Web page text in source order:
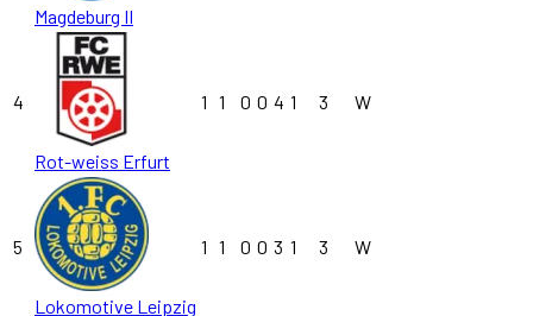
Magdeburg II
4
Rot-weiss Erfurt
1 1 0 0 4 1 3 W
5
Lokomotive Leipzig
1 1 0 0 3 1 3 W